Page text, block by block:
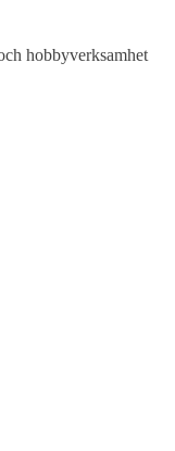
hobbyverksamhet